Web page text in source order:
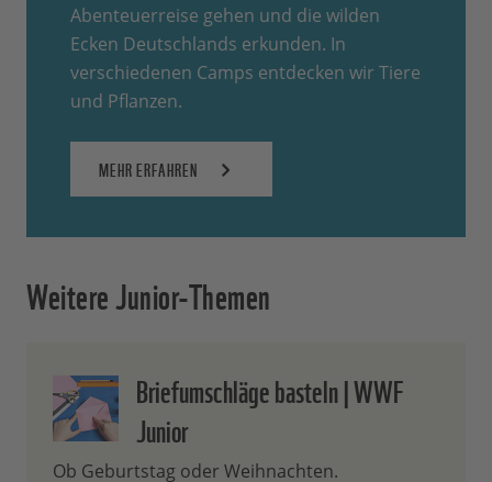
Abenteuerreise gehen und die wilden
Ecken Deutschlands erkunden. In
verschiedenen Camps entdecken wir Tiere
und Pflanzen.
MEHR ERFAHREN
Weitere Junior-Themen
Briefumschläge basteln | WWF
Junior
Ob Geburtstag oder Weihnachten.